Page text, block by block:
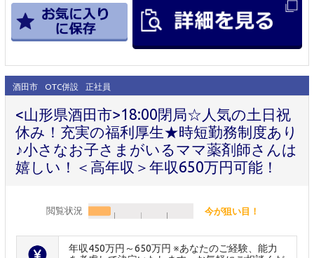
酒田市 OTC併設 正社員
<山形県酒田市>18:00閉局☆人気の土日祝
休み！充実の福利厚生★時短勤務制度あり
♪小さなお子さまがいるママ薬剤師さんは
嬉しい！＜高年収＞年収650万円可能！
閲覧状況 今が狙い目！
年収450万円～650万円 ※あなたのご経験、能力